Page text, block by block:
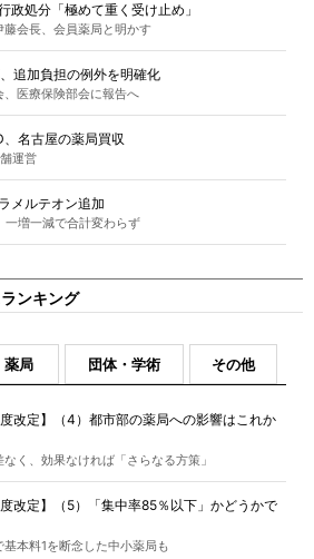
政処分「極めて重く受け止め」
藤会長、会員薬局と明かす
追加負担の例外を明確化
、医療保険部会に報告へ
、名古屋の薬局買収
運営
メルテオン追加
一増一減で合計変わらず
ンキング
薬局 団体・学術 その他
度改定】（4）都市部の薬局への影響はこれか
く、効果なければ「さらなる方策」
度改定】（5）「集中率85％以下」かどうかで
本料1を断念した中小薬局も